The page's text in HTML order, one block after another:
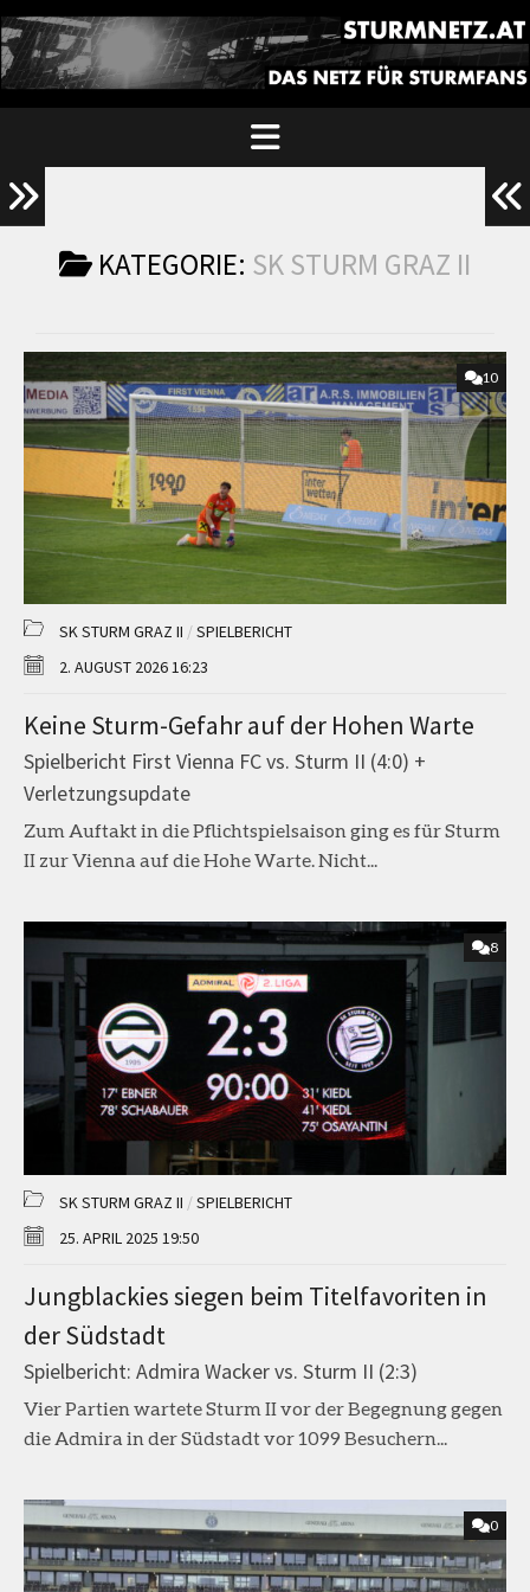
KATEGORIE: SK STURM GRAZ II
10
SK STURM GRAZ II /SPIELBERICHT
2. AUGUST 2026 16:23
Keine Sturm-Gefahr auf der Hohen Warte
Spielbericht First Vienna FC vs. Sturm II (4:0) +
Verletzungsupdate
Zum Auftakt in die Pflichtspielsaison ging es für Sturm
II zur Vienna auf die Hohe Warte. Nicht...
8
SK STURM GRAZ II /SPIELBERICHT
25. APRIL 2025 19:50
Jungblackies siegen beim Titelfavoriten in
der Südstadt
Spielbericht: Admira Wacker vs. Sturm II (2:3)
Vier Partien wartete Sturm II vor der Begegnung gegen
die Admira in der Südstadt vor 1099 Besuchern...
0